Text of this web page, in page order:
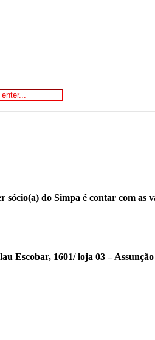
do Simpa é contar com as
Escobar, 1601/ loja 03 –